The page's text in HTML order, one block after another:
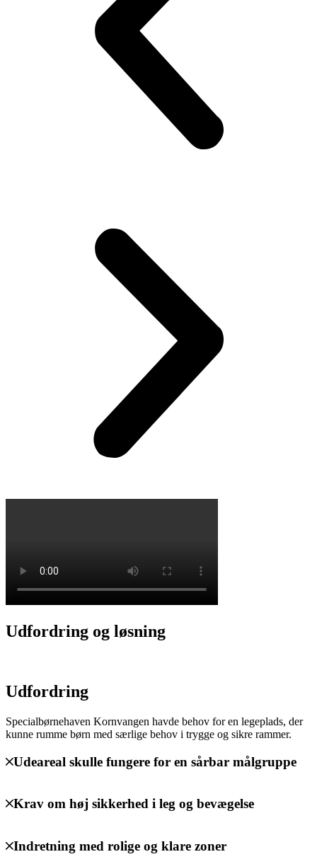
Udfordring og løsning
Udfordring
Specialbørnehaven Kornvangen havde behov for en legeplads, der
kunne rumme børn med særlige behov i trygge og sikre rammer.
Udeareal skulle fungere for en sårbar målgruppe
Krav om høj sikkerhed i leg og bevægelse
Indretning med rolige og klare zoner